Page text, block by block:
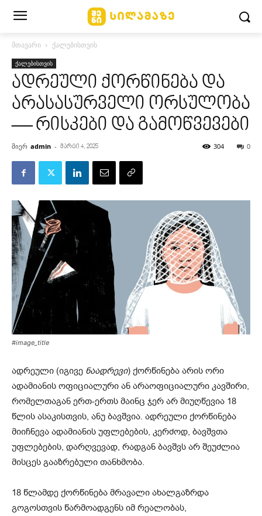
მთავარი ქალებისთვის
ქალებისთვის
ადრეული ქორწინება და
არასასურველი ორსულობა
— რისკები და გამოწვევები
მიერ admin - მარტი 4, 2025 0
304
#image_title
ადრეული (იგივე ნაადრევი) ქორწინება არის ორი
ადამიანის ოფიციალური ან არაოფიციალური კავშირი,
რომელთაგან ერთ-ერთს მაინც ჯერ არ მიუღწევია 18
წლის ასაკისთვის, ანუ ბავშვია. ადრეული ქორწინება
მიიჩნევა ადამიანის უფლებების, კერძოდ, ბავშვთა
უფლებების, დარღვევად, რადგან ბავშვს არ შეუძლია
მისცეს გააზრებული თანხმობა.
18 წლამდე ქორწინება მრავალი ახალგაზრდა
გოგოსთვის წარმოადგენს იმ რეალობას,